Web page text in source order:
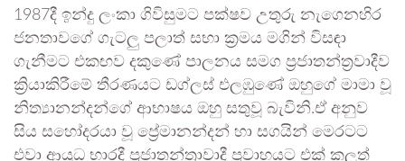
1987දී ඉන්දු ලංකා ගිවිසුමට පක්ෂව උතුරු නැගෙනහිර
ජනතාවගේ ගැටලු පලාත් සභා ක්‍රමය මගින් විසඳා
ගැනීමට එකඟව දකුණේ පාලනය සමග ප්‍රජාතන්ත්‍රවාදීව
ක්‍රියාකිරීමේ තීරණයට ඩග්ලස් එලඹුණේ ඔහුගේ මාමා වූ
නිත්‍යානන්දන්ගේ ආභාෂය ඔහු සතුවූ බැවිනි.ඒ අනුව
සිය සහෝදරයා වූ ප්‍රේමානන්දන් හා සගයින් මෙරටට
එවා ආයුධ භාරදී ප්‍රජාතන්ත්‍රාවාදී ප්‍රවාහයට එක් කලත්